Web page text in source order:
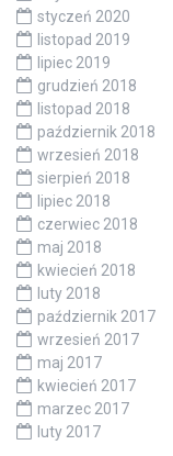
styczeń 2020
listopad 2019
lipiec 2019
grudzień 2018
listopad 2018
październik 2018
wrzesień 2018
sierpień 2018
lipiec 2018
czerwiec 2018
maj 2018
kwiecień 2018
luty 2018
październik 2017
wrzesień 2017
maj 2017
kwiecień 2017
marzec 2017
luty 2017